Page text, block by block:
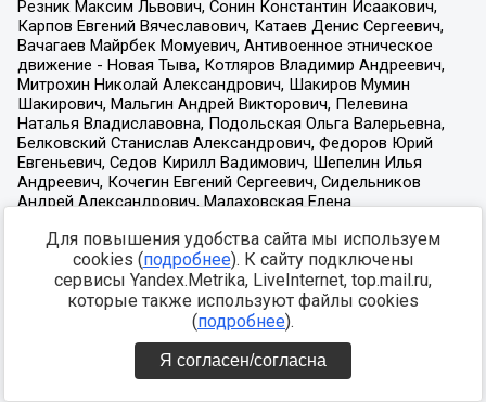
Для повышения удобства сайта мы используем
cookies (подробнее). К сайту подключены
сервисы Yandex.Metrika, LiveInternet, top.mail.ru,
которые также используют файлы cookies
(подробнее).
Я согласен/согласна